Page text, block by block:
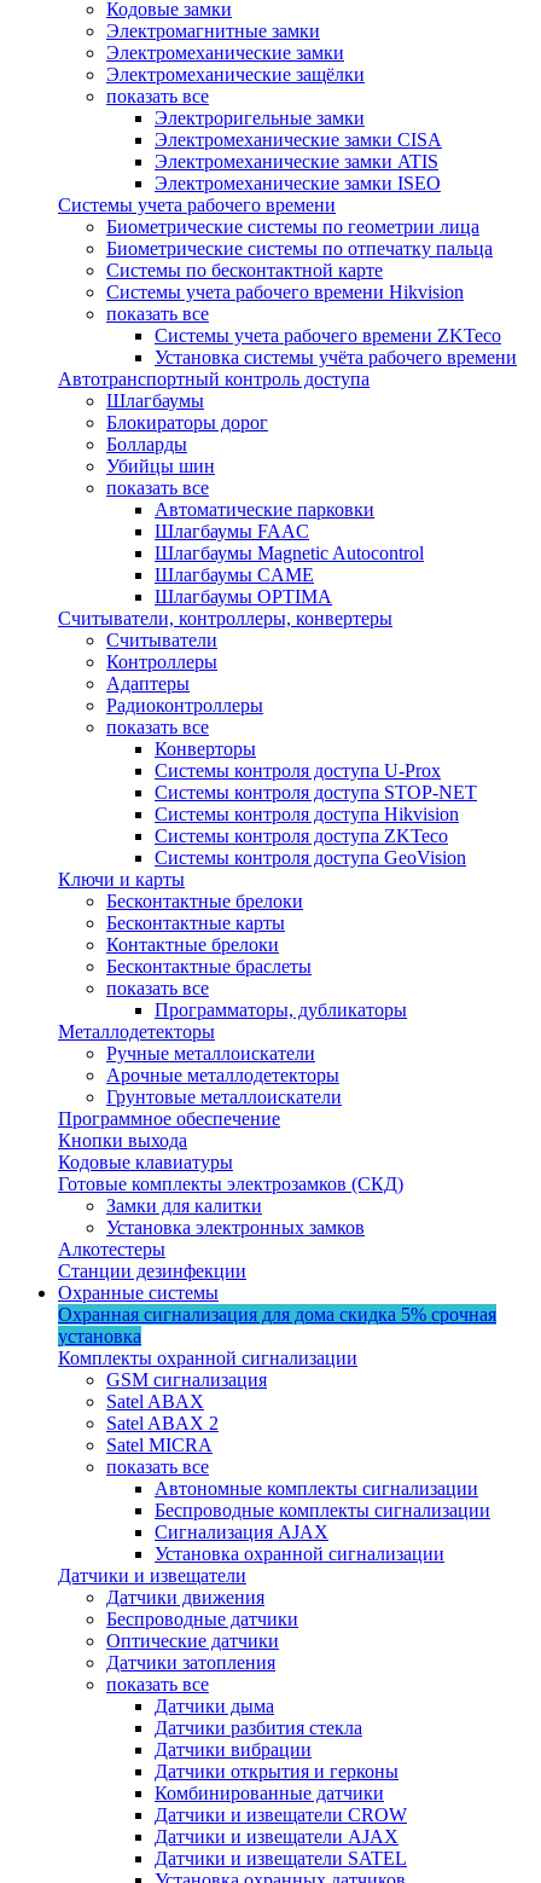
Кодовые замки
Электромагнитные замки
Электромеханические замки
Электромеханические защёлки
показать все
Электроригельные замки
Электромеханические замки CISA
Электромеханические замки ATIS
Электромеханические замки ISEO
Системы учета рабочего времени
Биометрические системы по геометрии лица
Биометрические системы по отпечатку пальца
Системы по бесконтактной карте
Системы учета рабочего времени Hikvision
показать все
Системы учета рабочего времени ZKTeco
Установка системы учёта рабочего времени
Автотранспортный контроль доступа
Шлагбаумы
Блокираторы дорог
Болларды
Убийцы шин
показать все
Автоматические парковки
Шлагбаумы FAAC
Шлагбаумы Magnetic Autocontrol
Шлагбаумы CAME
Шлагбаумы OPTIMA
Считыватели, контроллеры, конвертеры
Считыватели
Контроллеры
Адаптеры
Радиоконтроллеры
показать все
Конверторы
Системы контроля доступа U-Prox
Системы контроля доступа STOP-NET
Системы контроля доступа Hikvision
Системы контроля доступа ZKTeco
Системы контроля доступа GeoVision
Ключи и карты
Бесконтактные брелоки
Бесконтактные карты
Контактные брелоки
Бесконтактные браслеты
показать все
Программаторы, дубликаторы
Металлодетекторы
Ручные металлоискатели
Арочные металлодетекторы
Грунтовые металлоискатели
Программное обеспечение
Кнопки выхода
Кодовые клавиатуры
Готовые комплекты электрозамков (СКД)
Замки для калитки
Установка электронных замков
Алкотестеры
Станции дезинфекции
Охранные системы
Охранная сигнализация для дома скидка 5% срочная
установка
Комплекты охранной сигнализации
GSM сигнализация
Satel ABAX
Satel ABAX 2
Satel MICRA
показать все
Автономные комплекты сигнализации
Беспроводные комплекты сигнализации
Сигнализация AJAX
Установка охранной сигнализации
Датчики и извещатели
Датчики движения
Беспроводные датчики
Оптические датчики
Датчики затопления
показать все
Датчики дыма
Датчики разбития стекла
Датчики вибрации
Датчики открытия и герконы
Комбинированные датчики
Датчики и извещатели CROW
Датчики и извещатели AJAX
Датчики и извещатели SATEL